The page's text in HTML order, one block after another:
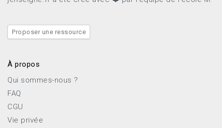
Proposer une ressource
À propos
Qui sommes-nous ?
FAQ
CGU
Vie privée